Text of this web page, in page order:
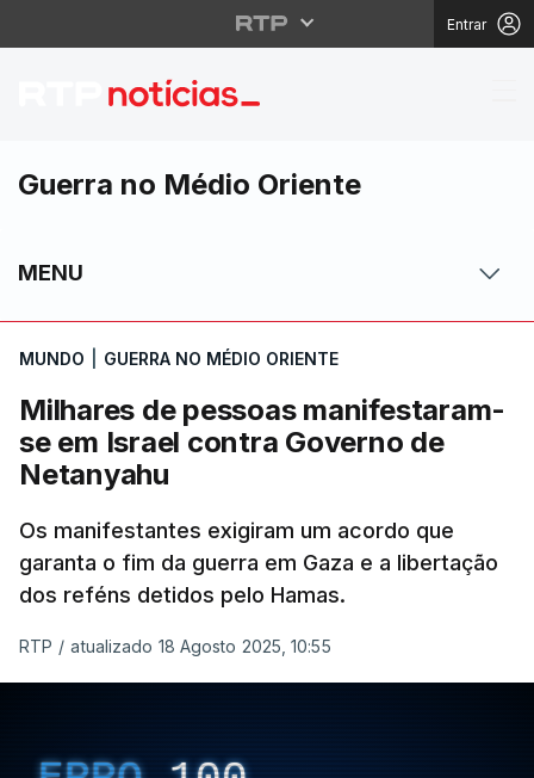
Entrar
Milhares de pessoas
Guerra no Médio Oriente
MENU
MUNDO GUERRA NO MÉDIO ORIENTE
Milhares de pessoas manifestaram-
se em Israel contra Governo de
Netanyahu
Os manifestantes exigiram um acordo que
garanta o fim da guerra em Gaza e a libertação
dos reféns detidos pelo Hamas.
RTP / atualizado 18 Agosto 2025, 10:55